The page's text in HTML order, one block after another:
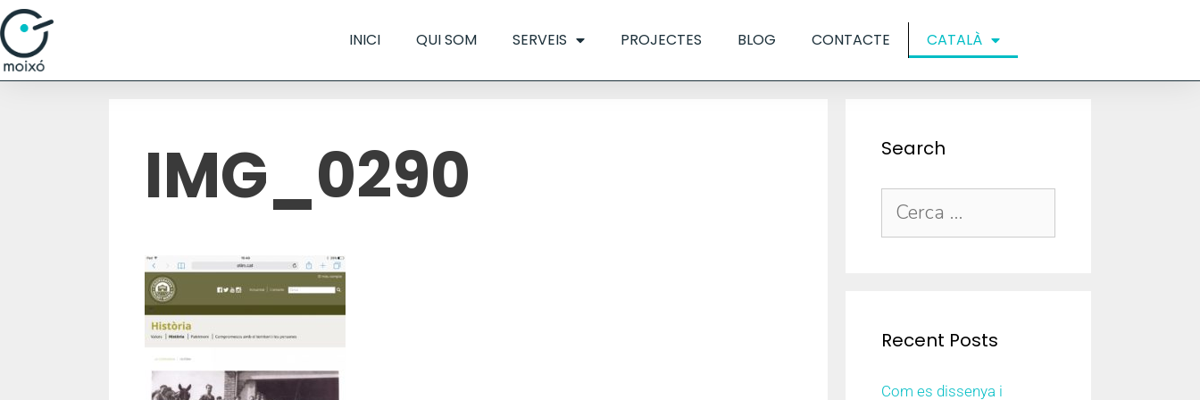
INICI QUI SOM SERVEIS PROJECTES BLOG CONTACTE CATALÀ
IMG_0290 Search
Recent Posts
Com es dissenya i